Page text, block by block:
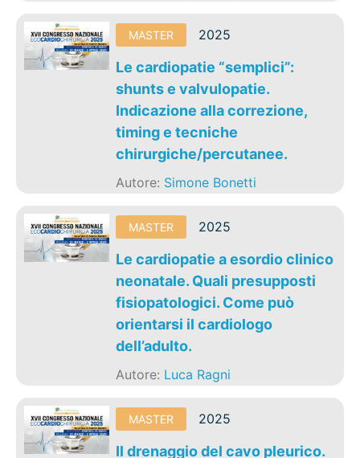
MASTER 2025
Le cardiopatie “semplici”:
shunts e valvulopatie.
Indicazione alla correzione,
timing e tecniche
chirurgiche/percutanee.
Autore: Simone Bonetti
MASTER 2025
Le cardiopatie a esordio clinico
neonatale. Quali presupposti
fisiopatologici. Come può
orientarsi il cardiologo
dell’adulto.
Autore: Luca Ragni
MASTER 2025
Il drenaggio del cavo pleurico.